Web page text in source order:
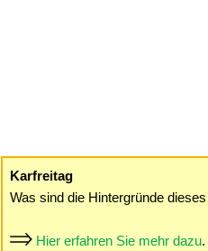
Karfreitag
Was sind die Hintergründe
Hier erfahren Sie mehr dazu.